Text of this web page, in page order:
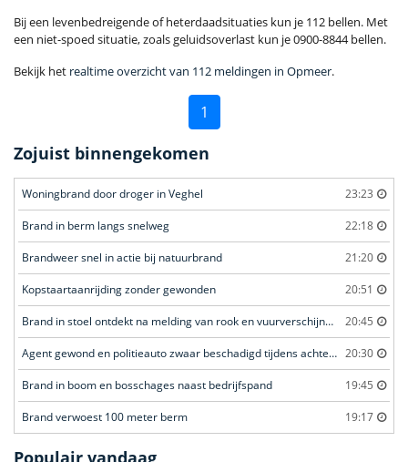
Bij een levenbedreigende of heterdaadsituaties kun je 112 bellen. Met
een niet-spoed situatie, zoals geluidsoverlast kun je 0900-8844 bellen.
Bekijk het realtime overzicht van 112 meldingen in Opmeer.
1
Zojuist binnengekomen
Woningbrand door droger in Veghel 23:23
Brand in berm langs snelweg 22:18
Brandweer snel in actie bij natuurbrand 21:20
Kopstaartaanrijding zonder gewonden 20:51
Brand in stoel ontdekt na melding van rook en vuurverschijnselen in portiekflat 20:45
Agent gewond en politieauto zwaar beschadigd tijdens achtervolging 20:30
Brand in boom en bosschages naast bedrijfspand 19:45
Brand verwoest 100 meter berm 19:17